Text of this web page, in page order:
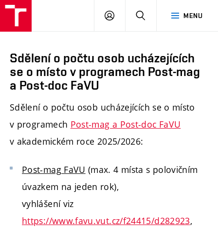
MENU
PŘIHLÁSIT
Sdělení o počtu osob ucházejících
se o místo v programech Post-mag
a Post-doc FaVU
Sdělení o počtu osob ucházejících se o místo
v programech Post-mag a Post-doc FaVU
v akademickém roce 2025/2026:
Post-mag FaVU (max. 4 místa s polovičním
úvazkem na jeden rok),
vyhlášení viz
https://www.favu.vut.cz/f24415/d282923,